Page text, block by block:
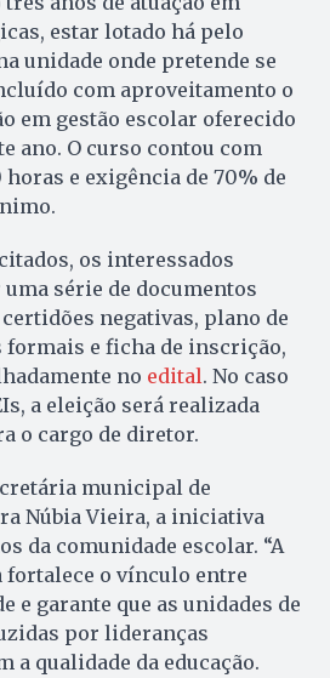
estar lotado há pelo
unidade onde pretende se
com aproveitamento o
em gestão escolar oferecido
ano. O curso contou com
e exigência de 70% de
os interessados
série de documentos
negativas, plano de
formais e ficha de inscrição,
no edital. No caso
a eleição será realizada
o cargo de diretor.
municipal de
Núbia Vieira, a iniciativa
da comunidade escolar. “A
fortalece o vínculo entre
e garante que as unidades de
por lideranças
a qualidade da educação.